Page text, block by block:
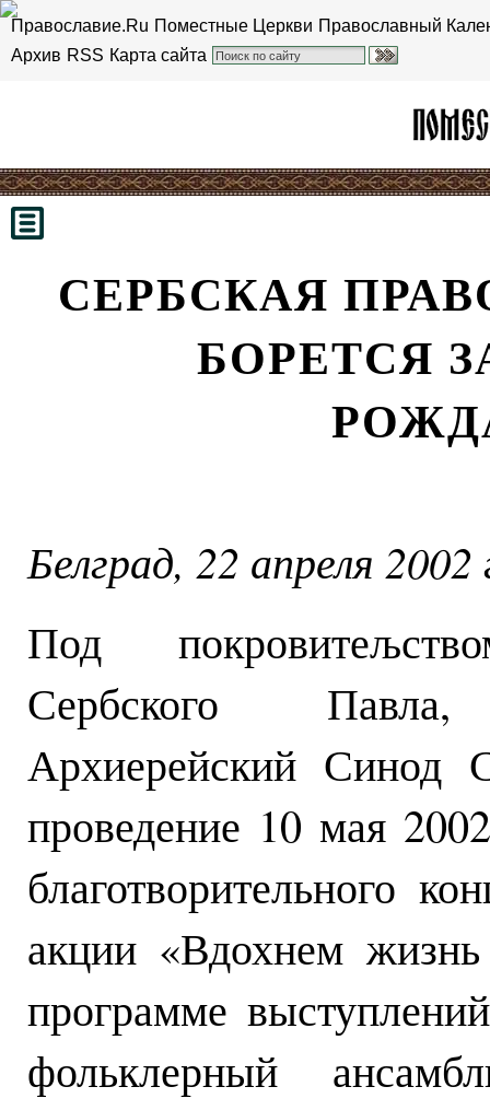
Православие.Ru Поместные Церкви Православный
Архив RSS Карта сайта
СЕРБСКАЯ
БОРЕТСЯ
Белград, 22 апреля 2002
Под
Сербского
Архиерейский Синод
проведение 10 мая
благотворительного
акции «Вдохнем
программе
фольклерный